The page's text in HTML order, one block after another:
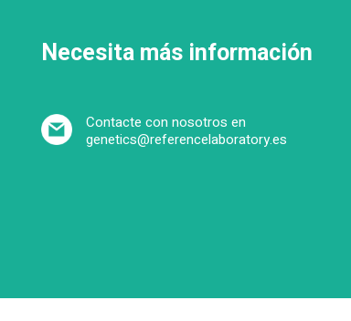
Necesita más información
Contacte con nosotros en
genetics@referencelaboratory.es